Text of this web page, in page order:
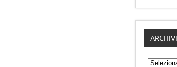
ARCHIVI
Archivi